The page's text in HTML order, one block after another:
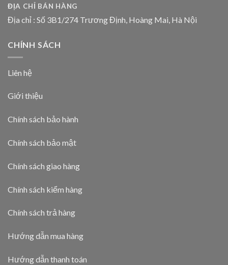
ĐỊA CHỈ BÁN HÀNG
Địa chỉ : Số 3B1/274 Trương Định, Hoàng Mai, Hà Nội
CHÍNH SÁCH
Liên hệ
Giới thiệu
Chính sách bảo hành
Chính sách bảo mật
Chính sách giao hàng
Chính sách kiểm hàng
Chính sách trả hàng
Hướng dẫn mua hàng
Hướng dẫn thanh toán